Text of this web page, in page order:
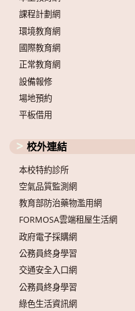
課程計劃網
環境教育網
國際教育網
正常教育網
設備報修
場地預約
平板借用
校外連結
本校特約診所
空氣品質監測網
教育部防治藥物濫用網
FORMOSA雲端租屋生活網
政府電子採購網
公務員終身學習
交通安全入口網
公務員終身學習
綠色生活資訊網